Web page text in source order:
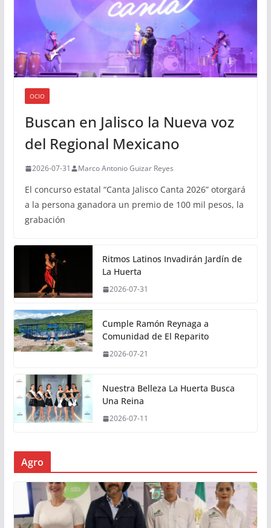
OCIO
Buscan en Jalisco la Nueva voz
del Regional Mexicano
2026-07-31 Marco Antonio Guizar Reyes
El concurso estatal “Canta Jalisco Canta 2026” otorgará
a la persona ganadora un premio de 100 mil pesos, la
grabación
Ritmos Latinos Invadirán Jardín de
La Huerta
2026-07-31
Cumple Ramón Reynaga a
Comunidad de El Reparito
2026-07-21
Nuestra Belleza La Huerta Busca
Una Reina
2026-07-11
Agro